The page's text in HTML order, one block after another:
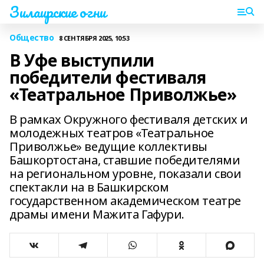
Зилаирские огни
Общество 8 СЕНТЯБРЯ 2025, 10:53
В Уфе выступили
победители фестиваля
«Театральное Приволжье»
В рамках Окружного фестиваля детских и
молодежных театров «Театральное
Приволжье» ведущие коллективы
Башкортостана, ставшие победителями
на региональном уровне, показали свои
спектакли на в Башкирском
государственном академическом театре
драмы имени Мажита Гафури.